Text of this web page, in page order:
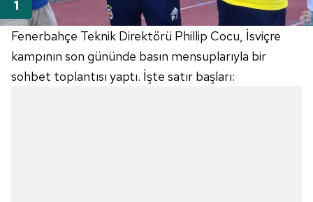
Fenerbahçe Teknik Direktörü Phillip Cocu, İsviçre
kampının son gününde basın mensuplarıyla bir
sohbet toplantısı yaptı. İşte satır başları: